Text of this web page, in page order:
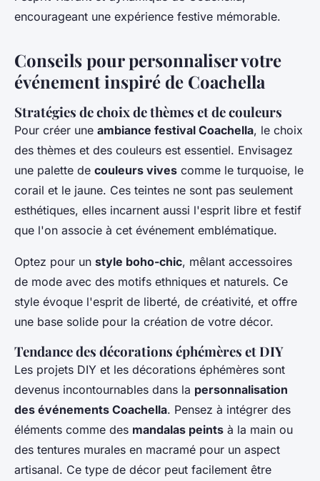
encourageant une expérience festive mémorable.
Conseils pour personnaliser votre
événement inspiré de Coachella
Stratégies de choix de thèmes et de couleurs
Pour créer une ambiance festival Coachella, le choix
des thèmes et des couleurs est essentiel. Envisagez
une palette de couleurs vives comme le turquoise, le
corail et le jaune. Ces teintes ne sont pas seulement
esthétiques, elles incarnent aussi l'esprit libre et festif
que l'on associe à cet événement emblématique.
Optez pour un style boho-chic, mêlant accessoires
de mode avec des motifs ethniques et naturels. Ce
style évoque l'esprit de liberté, de créativité, et offre
une base solide pour la création de votre décor.
Tendance des décorations éphémères et DIY
Les projets DIY et les décorations éphémères sont
devenus incontournables dans la personnalisation
des événements Coachella. Pensez à intégrer des
éléments comme des mandalas peints à la main ou
des tentures murales en macramé pour un aspect
artisanal. Ce type de décor peut facilement être